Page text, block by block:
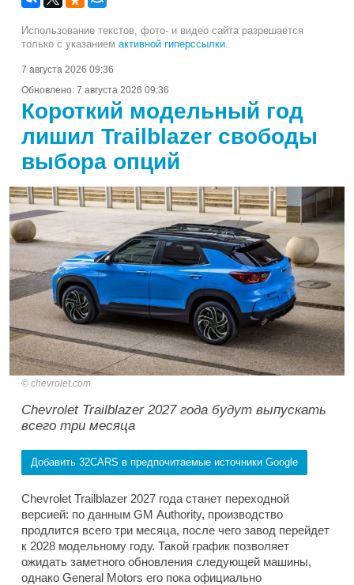
Использование текстов, фото- и видео сайта разрешается
только с указанием активной гиперссылки.
7 августа 2026 09:36
Обновлено: 7 августа 2026 09:36
Короткий модельный год
лишил Trailblazer свободы
выбора опций
chevrolet.com
Chevrolet Trailblazer 2027 года будут выпускать
всего три месяца
Добавить 32CARS в предпочитаемые источники Google
Chevrolet Trailblazer 2027 года станет переходной
версией: по данным GM Authority, производство
продлится всего три месяца, после чего завод перейдет
к 2028 модельному году. Такой график позволяет
ожидать заметного обновления следующей машины,
однако General Motors его пока официально